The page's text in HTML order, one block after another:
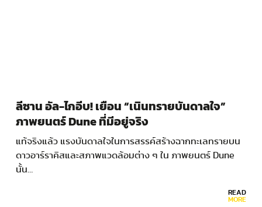
ลีซาน อัล-ไกอีบ! เยือน “เนินทรายบันดาลใจ”
ภาพยนตร์ Dune ที่มีอยู่จริง
แท้จริงแล้ว แรงบันดาลใจในการสรรค์สร้างฉากทะเลทรายบน
ดาวอาร์ราคิสและสภาพแวดล้อมต่าง ๆ ใน ภาพยนตร์ Dune
นั้น…
READ
MORE